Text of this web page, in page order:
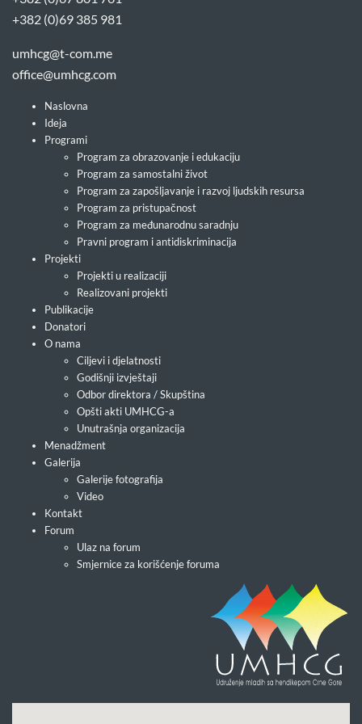
+382 (0)69 385 981
umhcg@t-com.me
office@umhcg.com
Naslovna
Ideja
Programi
Program za obrazovanje i edukaciju
Program za samostalni život
Program za zapošljavanje i razvoj ljudskih resursa
Program za pristupačnost
Program za međunarodnu saradnju
Pravni program i antidiskriminacija
Projekti
Projekti u realizaciji
Realizovani projekti
Publikacije
Donatori
O nama
Ciljevi i djelatnosti
Godišnji izvještaji
Odbor direktora / Skupština
Opšti akti UMHCG-a
Unutrašnja organizacija
Menadžment
Galerija
Galerije fotografija
Video
Kontakt
Forum
Ulaz na forum
Smjernice za korišćenje foruma